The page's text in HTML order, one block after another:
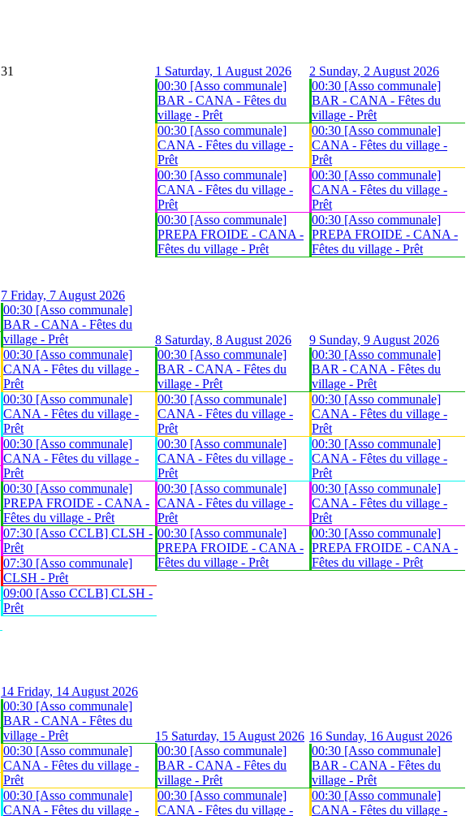
31 1 Saturday, 1 August 2026
00:30 [Asso communale]
BAR - CANA - Fêtes du
village - Prêt
00:30 [Asso communale]
CANA - Fêtes du village -
Prêt
00:30 [Asso communale]
CANA - Fêtes du village -
Prêt
00:30 [Asso communale]
PREPA FROIDE - CANA -
Fêtes du village - Prêt
2 Sunday, 2 August 2026
00:30 [Asso communale]
BAR - CANA - Fêtes du
village - Prêt
00:30 [Asso communale]
CANA - Fêtes du village -
Prêt
00:30 [Asso communale]
CANA - Fêtes du village -
Prêt
00:30 [Asso communale]
PREPA FROIDE - CANA -
Fêtes du village - Prêt
7 Friday, 7 August 2026
00:30 [Asso communale]
BAR - CANA - Fêtes du
village - Prêt
00:30 [Asso communale]
CANA - Fêtes du village -
Prêt
00:30 [Asso communale]
CANA - Fêtes du village -
Prêt
00:30 [Asso communale]
CANA - Fêtes du village -
Prêt
00:30 [Asso communale]
PREPA FROIDE - CANA -
Fêtes du village - Prêt
07:30 [Asso CCLB] CLSH -
Prêt
07:30 [Asso communale]
CLSH - Prêt
09:00 [Asso CCLB] CLSH -
Prêt
8 Saturday, 8 August 2026
00:30 [Asso communale]
BAR - CANA - Fêtes du
village - Prêt
00:30 [Asso communale]
CANA - Fêtes du village -
Prêt
00:30 [Asso communale]
CANA - Fêtes du village -
Prêt
00:30 [Asso communale]
CANA - Fêtes du village -
Prêt
00:30 [Asso communale]
PREPA FROIDE - CANA -
Fêtes du village - Prêt
9 Sunday, 9 August 2026
00:30 [Asso communale]
BAR - CANA - Fêtes du
village - Prêt
00:30 [Asso communale]
CANA - Fêtes du village -
Prêt
00:30 [Asso communale]
CANA - Fêtes du village -
Prêt
00:30 [Asso communale]
CANA - Fêtes du village -
Prêt
00:30 [Asso communale]
PREPA FROIDE - CANA -
Fêtes du village - Prêt
14 Friday, 14 August 2026
00:30 [Asso communale]
BAR - CANA - Fêtes du
village - Prêt
00:30 [Asso communale]
CANA - Fêtes du village -
Prêt
00:30 [Asso communale]
CANA - Fêtes du village -
15 Saturday, 15 August 2026
00:30 [Asso communale]
BAR - CANA - Fêtes du
village - Prêt
00:30 [Asso communale]
CANA - Fêtes du village -
16 Sunday, 16 August 2026
00:30 [Asso communale]
BAR - CANA - Fêtes du
village - Prêt
00:30 [Asso communale]
CANA - Fêtes du village -